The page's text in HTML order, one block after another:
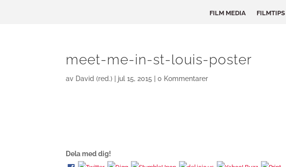
FILM MEDIA FILMTIPS
meet-me-in-st-louis-poster
av David (red.) jul 15, 2015 |0 Kommentarer
Dela med dig!